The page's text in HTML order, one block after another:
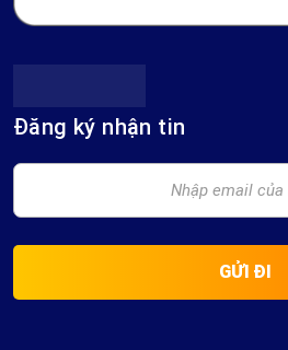
Đăng ký nhận tin